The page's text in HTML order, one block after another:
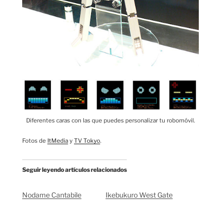
Diferentes caras con las que puedes personalizar tu robomóvil.
Fotos de ItMedia y TV Tokyo.
Seguir leyendo artículos relacionados
Nodame Cantabile
Ikebukuro West Gate